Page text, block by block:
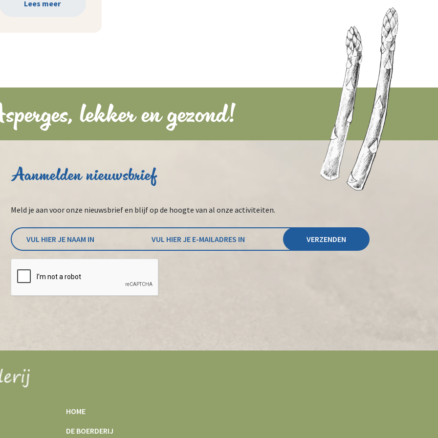
Lees meer
lekker en gezond!
Aanmelden nieuwsbrief
Meld je aan voor onze nieuwsbrief en blijf op de hoogte van al onze activiteiten.
HOME
DE BOERDERIJ